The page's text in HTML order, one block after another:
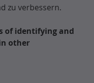
zu verbessern.
of identifying and
other